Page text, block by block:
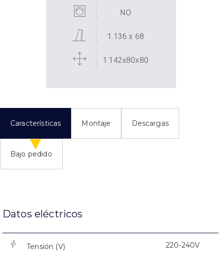
NO
1.136 x 68
1.142x80x80
Características Montaje Descargas
Bajo pedido
Datos eléctricos
Tensión (V) 220-240V